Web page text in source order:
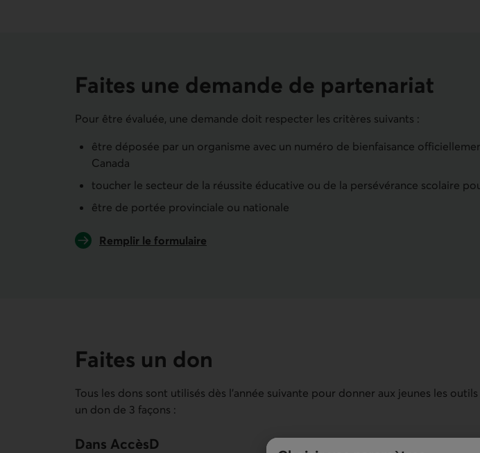
Faites une demande de partenariat
Pour être évaluée, une demande doit respecter les critères suivants :
être déposée par un organisme avec un numéro de bienfaisance
Canada
toucher le secteur de la réussite éducative ou de la persévérance scolaire
être de portée provinciale ou nationale
Remplir le formulaire
Faites un don
Tous les dons sont utilisés dès l'année suivante pour donner aux jeunes les
un don de 3 façons :
Dans AccèsD Par carte de crédit